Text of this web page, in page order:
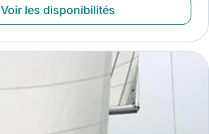
Voir les disponibilités